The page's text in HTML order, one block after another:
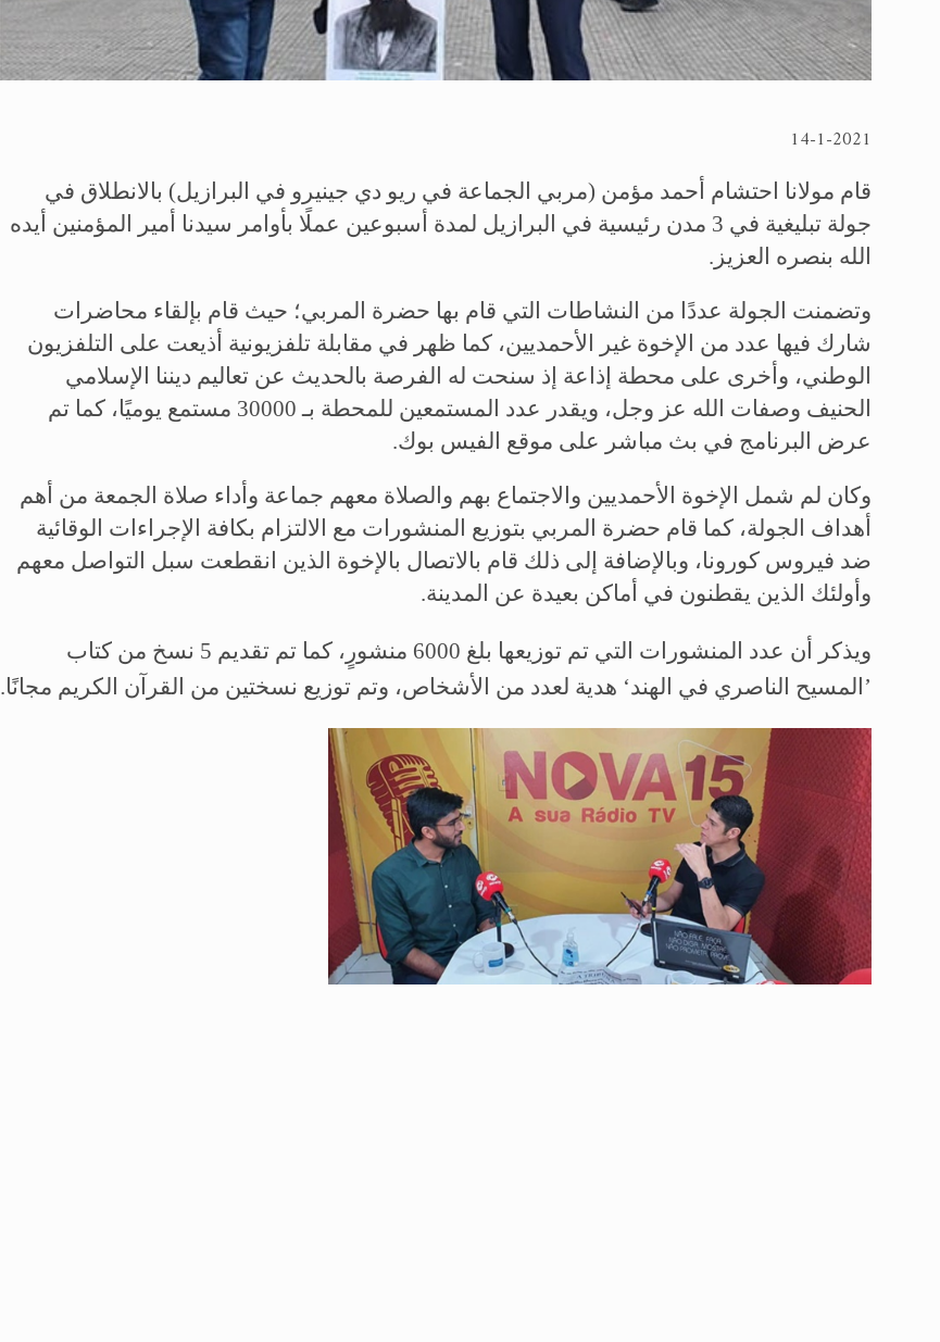
14-1-2021
قام مولانا احتشام أحمد مؤمن (مربي الجماعة في ريو دي جينيرو في البرازيل) بالانطلاق في
جولة تبليغية في 3 مدن رئيسية في البرازيل لمدة أسبوعين عملًا بأوامر سيدنا أمير المؤمنين أيده
الله بنصره العزيز.
وتضمنت الجولة عددًا من النشاطات التي قام بها حضرة المربي؛ حيث قام بإلقاء محاضرات
شارك فيها عدد من الإخوة غير الأحمديين، كما ظهر في مقابلة تلفزيونية أذيعت على التلفزيون
الوطني، وأخرى على محطة إذاعة إذ سنحت له الفرصة بالحديث عن تعاليم ديننا الإسلامي
الحنيف وصفات الله عز وجل، ويقدر عدد المستمعين للمحطة بـ 30000 مستمع يوميًا، كما تم
عرض البرنامج في بث مباشر على موقع الفيس بوك.
وكان لم شمل الإخوة الأحمديين والاجتماع بهم والصلاة معهم جماعة وأداء صلاة الجمعة من أهم
أهداف الجولة، كما قام حضرة المربي بتوزيع المنشورات مع الالتزام بكافة الإجراءات الوقائية
ضد فيروس كورونا، وبالإضافة إلى ذلك قام بالاتصال بالإخوة الذين انقطعت سبل التواصل معهم
وأولئك الذين يقطنون في أماكن بعيدة عن المدينة.
ويذكر أن عدد المنشورات التي تم توزيعها بلغ 6000 منشورٍ، كما تم تقديم 5 نسخ من كتاب
’المسيح الناصري في الهند‘ هدية لعدد من الأشخاص، وتم توزيع نسختين من القرآن الكريم مجانًا.